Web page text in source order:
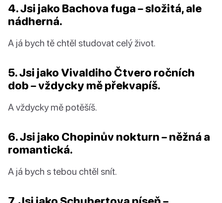
4. Jsi jako Bachova fuga – složitá, ale
nádherná.
A já bych tě chtěl studovat celý život.
5. Jsi jako Vivaldiho Čtvero ročních
dob – vždycky mě překvapíš.
A vždycky mě potěšíš.
6. Jsi jako Chopinův nokturn – něžná a
romantická.
A já bych s tebou chtěl snít.